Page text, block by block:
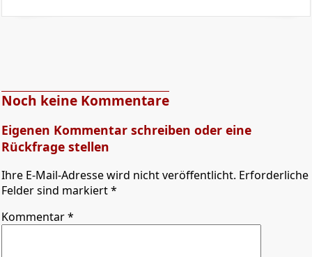
Noch keine Kommentare
Eigenen Kommentar schreiben oder eine
Rückfrage stellen
Ihre E-Mail-Adresse wird nicht veröffentlicht. Erforderliche
Felder sind markiert *
Kommentar*